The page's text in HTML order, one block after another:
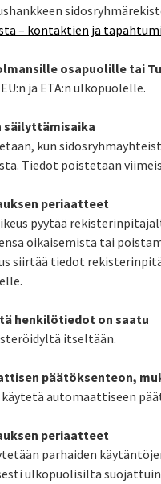
– kontaktien ja
osapuolille tai
ja ETA:n ulkopuolelle.
säilyttämisaika
kun
Tiedot poistetaan
periaatteet
pyytää
oikaisemista tai
siirtää tiedot
henkilötiedot on saatu
itseltään.
päätöksenteon,
automaattiseen
periaatteet
parhaiden
ulkopuolisilta